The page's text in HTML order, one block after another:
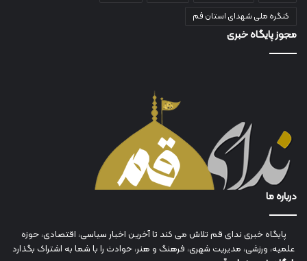
کنگره ملی شهدای استان قم
مجوز پایگاه خبری
درباره ما
پایگاه خبری ندای قم تلاش می کند تا آخرین اخبار سیاسی، اقتصادی، حوزه
علمیه، ورزشی، مدیریت شهری، فرهنگ و هنر، حوادث را با شما به اشتراک بگذارد